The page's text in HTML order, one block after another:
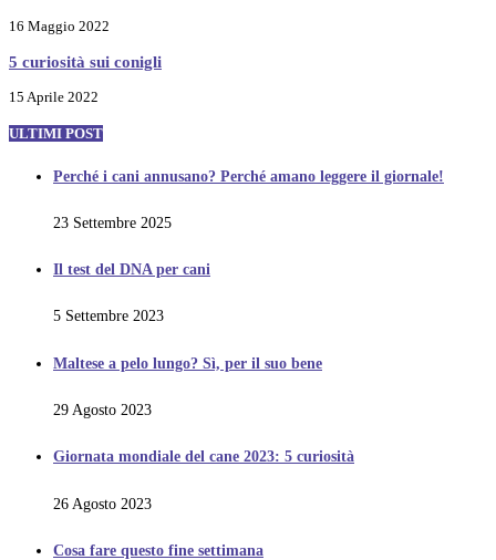
16 Maggio 2022
5 curiosità sui conigli
15 Aprile 2022
ULTIMI POST
Perché i cani annusano? Perché amano leggere il giornale!
23 Settembre 2025
Il test del DNA per cani
5 Settembre 2023
Maltese a pelo lungo? Sì, per il suo bene
29 Agosto 2023
Giornata mondiale del cane 2023: 5 curiosità
26 Agosto 2023
Cosa fare questo fine settimana